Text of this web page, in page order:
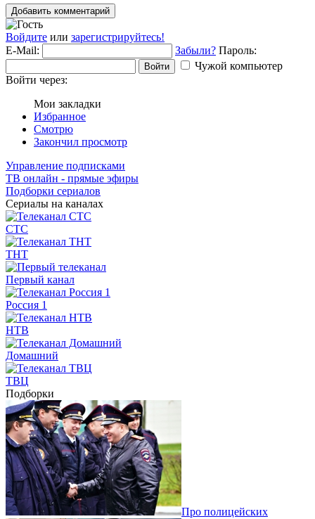
Добавить комментарий
Войдите или зарегистрируйтесь!
E-Mail:
Забыли? Пароль:
Войти
Чужой компьютер
Войти через:
Мои закладки
Избранное
Смотрю
Закончил просмотр
Управление подписками
ТВ онлайн - прямые эфиры
Подборки сериалов
Сериалы на каналах
СТС
ТНТ
Первый канал
Россия 1
НТВ
Домашний
ТВЦ
Подборки
Про полицейских